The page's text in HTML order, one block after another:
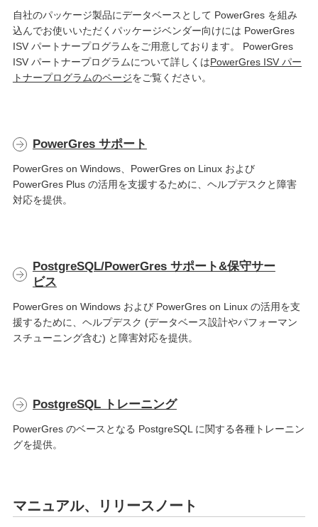
自社のパッケージ製品にデータベースとして PowerGres を組み
込んでお使いいただくパッケージベンダー向けには PowerGres
ISV パートナープログラムをご用意しております。 PowerGres
ISV パートナープログラムについて詳しくはPowerGres ISV パー
トナープログラムのページをご覧ください。
PowerGres サポート
PowerGres on Windows、PowerGres on Linux および
PowerGres Plus の活用を支援するために、ヘルプデスクと障害
対応を提供。
PostgreSQL/PowerGres サポート&保守サー
ビス
PowerGres on Windows および PowerGres on Linux の活用を支
援するために、ヘルプデスク (データベース設計やパフォーマン
スチューニング含む) と障害対応を提供。
PostgreSQL トレーニング
PowerGres のベースとなる PostgreSQL に関する各種トレーニン
グを提供。
マニュアル、リリースノート